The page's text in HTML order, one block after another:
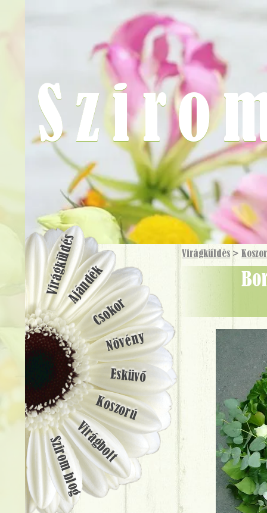
Virágküldés >
borostyán koszorú orchideával, rózsával (65cm) - Virágküldés
VirágküldésAjándék
Csokor
Növény
Esküvő
Koszorú
Virágbolt
Szirom blog